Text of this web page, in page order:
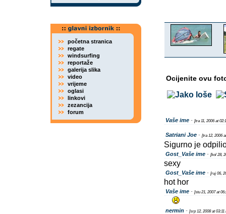
početna stranica
regate
windsurfing
reportaže
galerija slika
video
vrijeme
oglasi
linkovi
zezancija
forum
Ocijenite ovu
Vaše ime - [tra 11, 2006 at
Satriani Joe - [tra 12, 2006
Sigurno je
Gost_Vaše ime - [kol 28,
sexy
Gost_Vaše ime - [ruj 06,
hot hor
Vaše ime - [stu 21, 2007 at
nermin - [srp 12, 2008 at 03:11